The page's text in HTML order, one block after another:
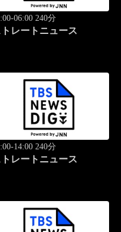
06:00 240分
トレートニュース
14:00 240分
トレートニュース